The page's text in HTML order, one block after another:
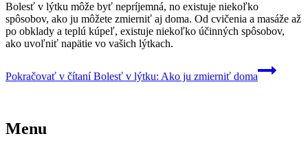
Bolesť v lýtku môže byť nepríjemná, no existuje niekoľko
spôsobov, ako ju môžete zmierniť aj doma. Od cvičenia a masáže až
po obklady a teplú kúpeľ, existuje niekoľko účinných spôsobov,
ako uvoľniť napätie vo vašich lýtkach.
Pokračovať v čítaníBolesť v lýtku: Ako ju zmierniť doma
Menu